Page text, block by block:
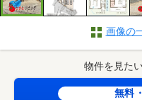
画像の
物件を見た
無料